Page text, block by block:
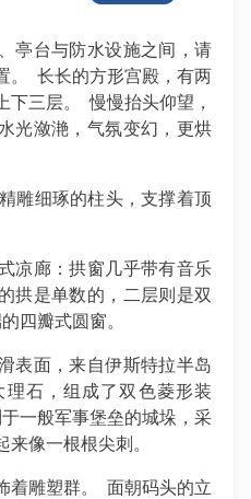
亭台与防水设施之间，请
。 长长的方形宫殿，有两
下三层。 慢慢抬头仰望，
光潋滟，气氛变幻，更烘
雕细琢的柱头，支撑着顶
凉廊：拱窗几乎带有音乐
拱是单数的，二层则是双
四瓣式圆窗。
表面，来自伊斯特拉半岛
石，组成了双色菱形装
一般军事堡垒的城垛，采
像一根根尖刺。
着雕塑群。 面朝码头的立